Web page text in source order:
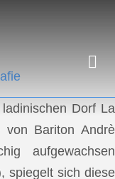
Dorf La
von Bariton Andrè
aufgewachsen
spiegelt sich diese